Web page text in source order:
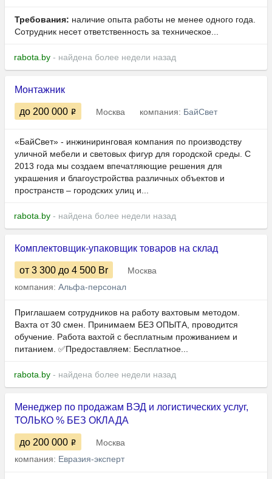
Требования: наличие опыта работы не менее одного года.
Сотрудник несет ответственность за техническое...
rabota.by - найдена более недели назад
Монтажник
до 200 000 Москва компания: БайСвет
«БайСвет» - инжиниринговая компания по производству
уличной мебели и световых фигур для городской среды. С
2013 года мы создаем впечатляющие решения для
украшения и благоустройства различных объектов и
пространств – городских улиц и...
rabota.by - найдена более недели назад
Комплектовщик-упаковщик товаров на склад
от 3 300 до 4 500 Br
Москва
компания: Альфа-персонал
Приглашаем сотрудников на работу вахтовым методом.
Вахта от 30 смен. Принимаем БЕЗ ОПЫТА, проводится
обучение. Работа вахтой с бесплатным проживанием и
питанием. ✅Предоставляем: Бесплатное...
rabota.by - найдена более недели назад
Менеджер по продажам ВЭД и логистических услуг,
ТОЛЬКО % БЕЗ ОКЛАДА
до 200 000
Москва
компания: Евразия-эксперт